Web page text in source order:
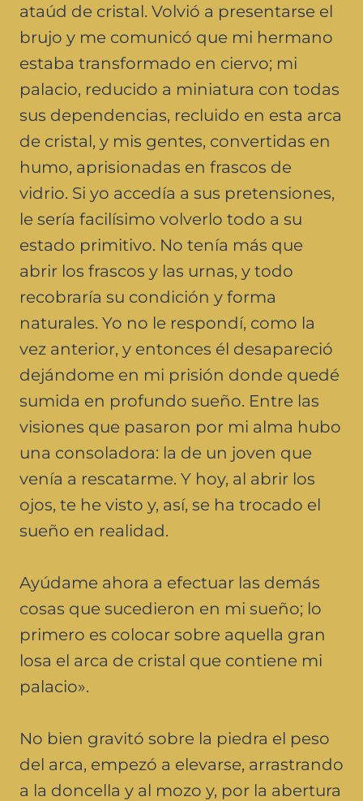
ataúd de cristal. Volvió a presentarse el
brujo y me comunicó que mi hermano
estaba transformado en ciervo; mi
palacio, reducido a miniatura con todas
sus dependencias, recluido en esta arca
de cristal, y mis gentes, convertidas en
humo, aprisionadas en frascos de
vidrio. Si yo accedía a sus pretensiones,
le sería facilísimo volverlo todo a su
estado primitivo. No tenía más que
abrir los frascos y las urnas, y todo
recobraría su condición y forma
naturales. Yo no le respondí, como la
vez anterior, y entonces él desapareció
dejándome en mi prisión donde quedé
sumida en profundo sueño. Entre las
visiones que pasaron por mi alma hubo
una consoladora: la de un joven que
venía a rescatarme. Y hoy, al abrir los
ojos, te he visto y, así, se ha trocado el
sueño en realidad.
Ayúdame ahora a efectuar las demás
cosas que sucedieron en mi sueño; lo
primero es colocar sobre aquella gran
losa el arca de cristal que contiene mi
palacio».
No bien gravitó sobre la piedra el peso
del arca, empezó a elevarse, arrastrando
a la doncella y al mozo y, por la abertura